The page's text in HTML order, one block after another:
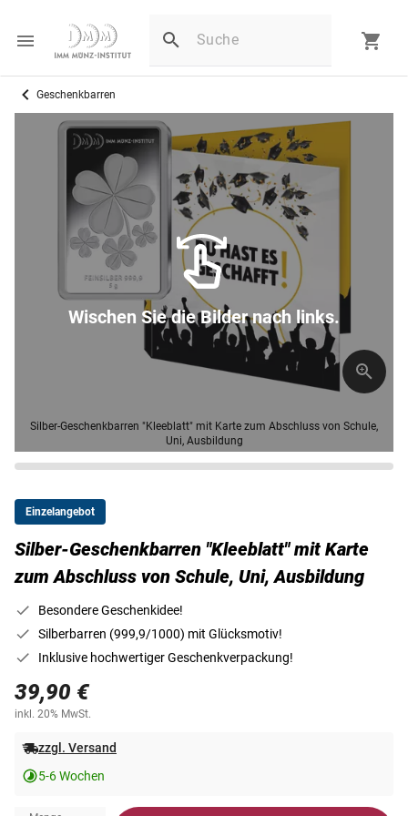
Geschenkbarren
Silber-Geschenkbarren "Kleeblatt" mit Karte zum Abschluss von Schule,
Uni, Ausbildung
Wischen Sie die Bilder nach links.
Einzelangebot
Silber-Geschenkbarren "Kleeblatt" mit Karte
zum Abschluss von Schule, Uni, Ausbildung
Besondere Geschenkidee!
Silberbarren (999,9/1000) mit Glücksmotiv!
Inklusive hochwertiger Geschenkverpackung!
39,90 €
inkl. 20% MwSt.
zzgl. Versand
5-6 Wochen